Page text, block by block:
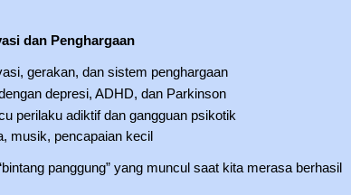
dan Penghargaan
gerakan, dan sistem penghargaan
depresi, ADHD, dan Parkinson
perilaku adiktif dan gangguan psikotik
musik, pencapaian kecil
panggung” yang muncul saat kita merasa berhasil